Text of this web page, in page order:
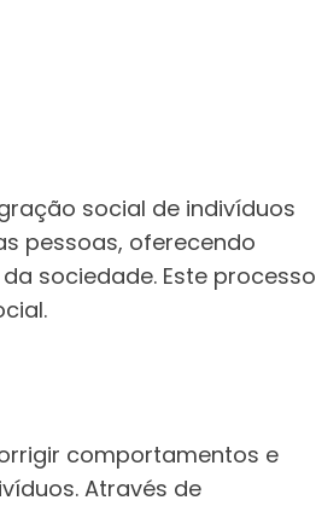
social de indivíduos
pessoas, oferecendo
sociedade. Este processo
comportamentos e
Através de